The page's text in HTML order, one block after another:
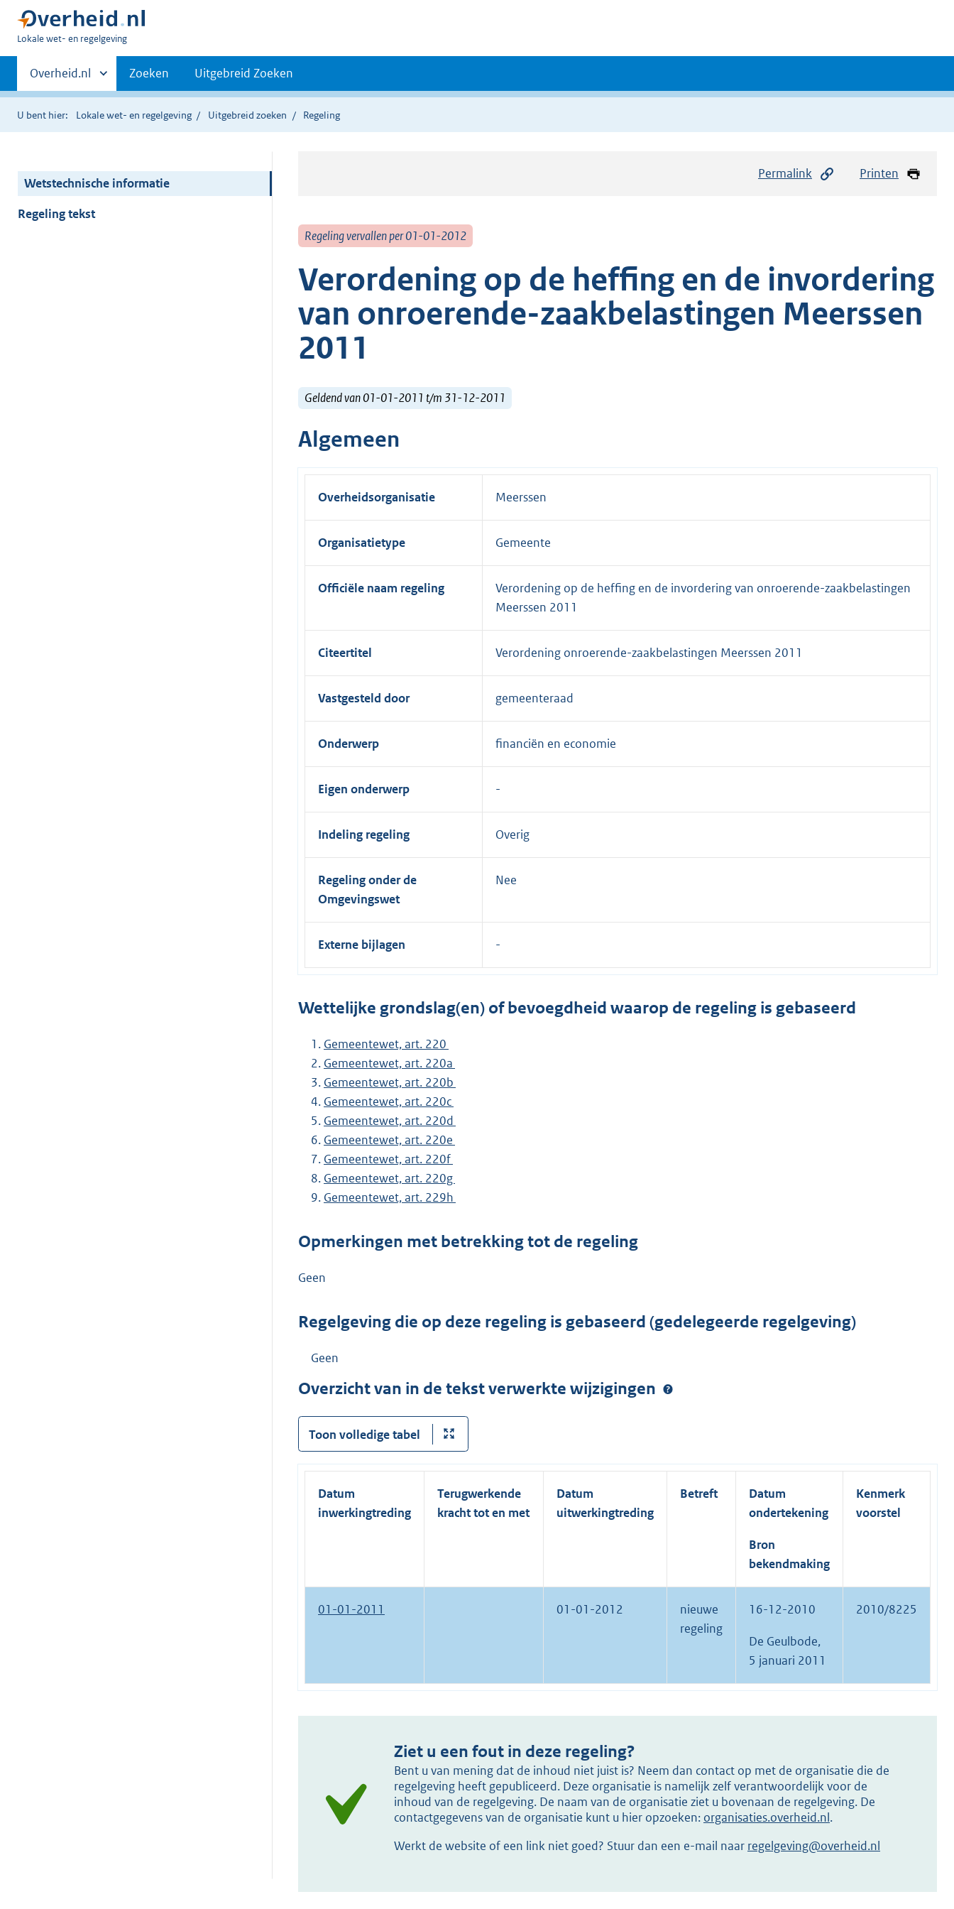
U
hier:
Lokale wet- en regelgeving
Primaire
navigatie
Andere
sites
binnen
Overheid.nl Zoeken Uitgebreid Zoeken
U bent hier: Lokale wet- en regelgeving Uitgebreid zoeken Regeling
Wetstechnische informatie
Regeling tekst
Permalink Printen
Regeling vervallen per 01-01-2012
Verordening op de heffing en de invordering
van onroerende-zaakbelastingen Meerssen
2011
Geldend van 01-01-2011 t/m 31-12-2011
Algemeen
Overheidsorganisatie Meerssen
Organisatietype Gemeente
Officiële naam regeling
Verordening op de heffing en de invordering van onroerende-zaakbelastingen
Meerssen 2011
Citeertitel Verordening onroerende-zaakbelastingen Meerssen 2011
Vastgesteld door gemeenteraad
Onderwerp financiën en economie
Eigen onderwerp
Indeling regeling Overig
Regeling onder de
Omgevingswet
Nee
Externe bijlagen
Wettelijke grondslag(en) of bevoegdheid waarop de regeling is gebaseerd
Gemeentewet, art. 220
Gemeentewet, art. 220a
Gemeentewet, art. 220b
Gemeentewet, art. 220c
Gemeentewet, art. 220d
Gemeentewet, art. 220e
Gemeentewet, art. 220f
Gemeentewet, art. 220g
Gemeentewet, art. 229h
Opmerkingen met betrekking tot de regeling
Geen
Regelgeving die op deze regeling is gebaseerd (gedelegeerde regelgeving)
Geen
Overzicht van in de tekst verwerkte wijzigingen
Toon volledige tabel
Datum
inwerkingtreding
Terugwerkende
kracht tot en met
Datum
uitwerkingtreding
Betreft
Datum
ondertekening
Bron
bekendmaking
Kenmerk
voorstel
01-01-2011 01-01-2012
nieuwe
regeling
16-12-2010
De Geulbode,
5 januari 2011
2010/8225
Ziet u een fout in deze regeling?
Bent u van mening dat de inhoud niet juist is? Neem dan contact op met de organisatie die de
regelgeving heeft gepubliceerd. Deze organisatie is namelijk zelf verantwoordelijk voor de
inhoud van de regelgeving. De naam van de organisatie ziet u bovenaan de regelgeving. De
contactgegevens van de organisatie kunt u hier opzoeken: organisaties.overheid.nl.
Werkt de website of een link niet goed? Stuur dan een e-mail naar regelgeving@overheid.nl